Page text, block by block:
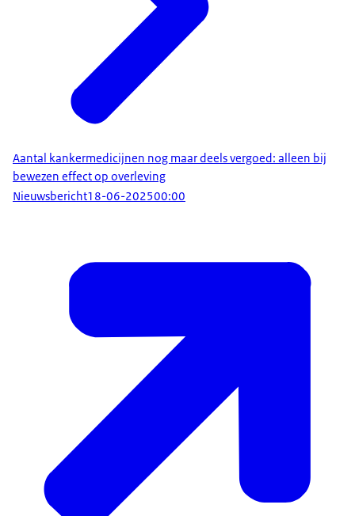
Aantal kankermedicijnen nog maar deels vergoed: alleen bij
bewezen effect op overleving
Nieuwsbericht18-06-202500:00